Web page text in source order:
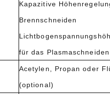
Kapazitive
Brennschneiden
für das Plasmaschneiden
Acetylen, Propan oder
(optional)